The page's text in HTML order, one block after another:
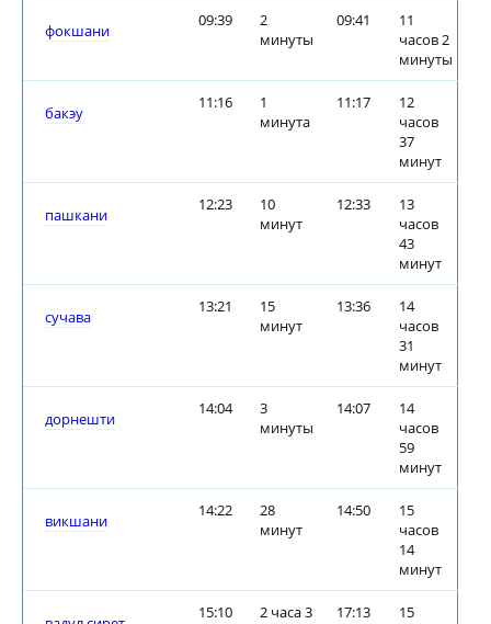
фокшани
09:39
2
минуты
09:41
11
часов 2
минуты
бакэу
11:16
1
минута
11:17
12
часов
37
минут
пашкани
12:23
10
минут
12:33
13
часов
43
минут
сучава
13:21
15
минут
13:36
14
часов
31
минут
дорнешти
14:04
3
минуты
14:07
14
часов
59
минут
викшани
14:22
28
минут
14:50
15
часов
14
минут
15:10
2 часа 3
17:13
15